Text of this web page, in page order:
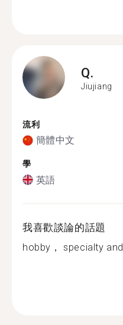
Q.
Jiujiang
流利
簡體中文
學
英語
我喜歡談論的話題
hobby， specialty and